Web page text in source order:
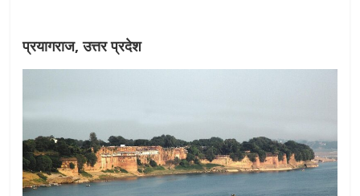
प्रयागराज, उत्तर प्रदेश